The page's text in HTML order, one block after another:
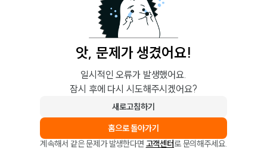
앗, 문제가 생겼어요!
일시적인 오류가 발생했어요.
잠시 후에 다시 시도해주시겠어요?
새로고침하기
홈으로 돌아가기
계속해서 같은 문제가 발생한다면 고객센터로 문의해주세요.